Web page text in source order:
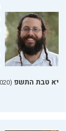
יא טבת התשפ (08.01.2020)